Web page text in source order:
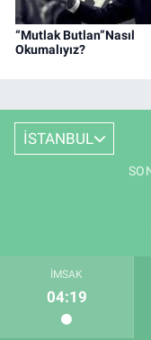
“Mutlak Butlan”Nasıl
Okumalıyız?
İSTANBUL
İMSAK
04:19